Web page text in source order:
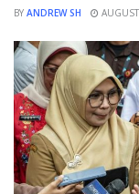
BY ANDREW SH